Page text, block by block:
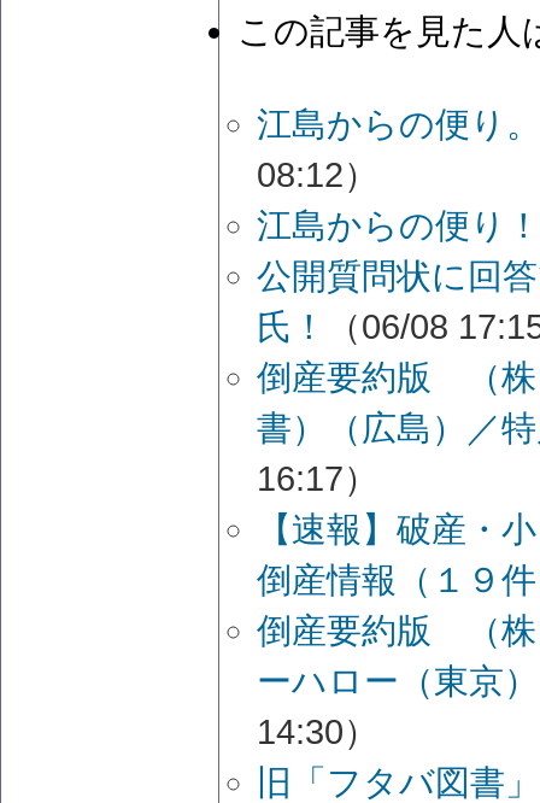
この記事を見た人
江島からの便り
08:12）
江島からの便り
公開質問状に回
氏！
（06/08
倒産要約版 （株
書）（広島）／
16:17）
【速報】破産
倒産情報（１９
倒産要約版 （株
ーハロー（東京
14:30）
旧「フタバ図書